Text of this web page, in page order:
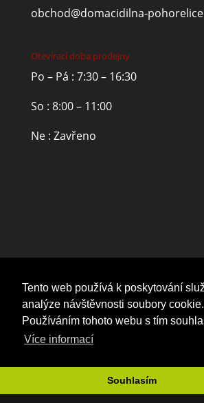
Tento web používá k poskytování
analýze návštěvnosti soubory cookie.
Používáním tohoto webu s tím
Více informací
Souhlasím
obchod@domacidilna-
Otevírací doba prodejny
Po – Pá : 7:30 – 16:30
So : 8:00 – 11:00
Ne : Zavřeno
Tvorba webových